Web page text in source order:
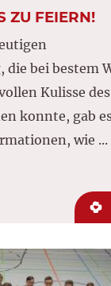
ZU FEIERN!
die bei bestem
Kulisse des
konnte, gab
wie ...